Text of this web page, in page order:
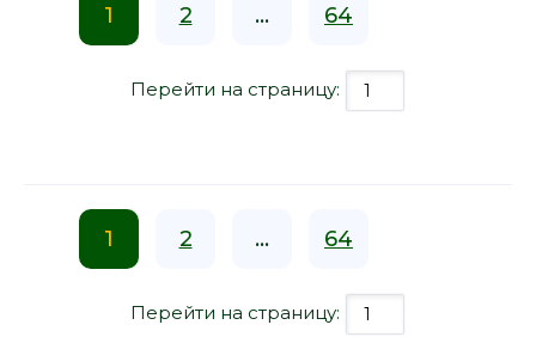
1 2 ... 64
Перейти на страницу:
1 2 ... 64
Перейти на страницу: